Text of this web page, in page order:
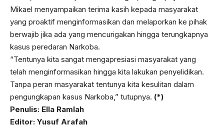
Mikael menyampaikan terima kasih kepada masyarakat
yang proaktif menginformasikan dan melaporkan ke pihak
berwajib jika ada yang mencurigakan hingga terungkapnya
kasus peredaran Narkoba.
“Tentunya kita sangat mengapresiasi masyarakat yang
telah menginformasikan hingga kita lakukan penyelidikan.
Tanpa peran masyarakat tentunya kita kesulitan dalam
pengungkapan kasus Narkoba,” tutupnya. (*)
Penulis: Ella Ramlah
Editor: Yusuf Arafah